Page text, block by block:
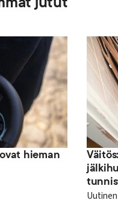
hieman
Uutinen